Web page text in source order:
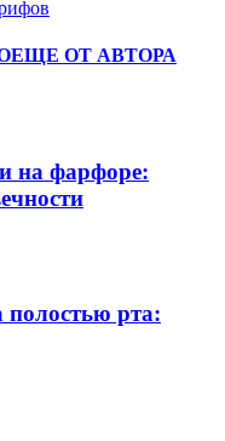
ЕЩЕ ОТ АВТОРА
на фарфоре:
полостью рта: